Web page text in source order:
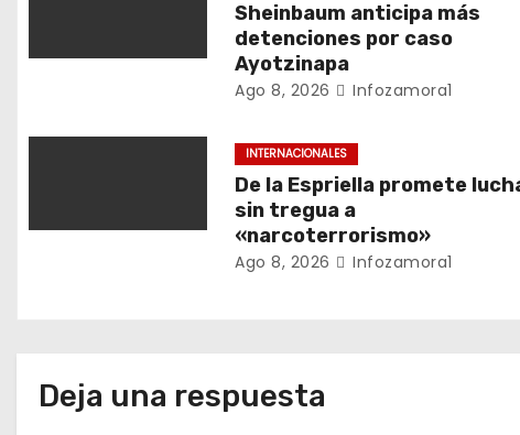
d
d
Sheinbaum anticipa más
detenciones por caso
Ayotzinapa
Ago 8, 2026 Infozamora1
INTERNACIONALES
De la Espriella promete
sin tregua a
«narcoterrorismo»
Ago 8, 2026 Infozamora1
Deja una respuesta